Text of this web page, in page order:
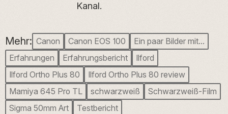
Kanal.
Mehr: Canon Canon EOS 100
Ein paar Bilder mit…
Erfahrungen
Erfahrungsbericht
Ilford
Ilford Ortho Plus 80
Ilford Ortho Plus 80 review
Mamiya 645 Pro TL
schwarzweiß
Schwarzweiß-Film
Sigma 50mm Art
Testbericht